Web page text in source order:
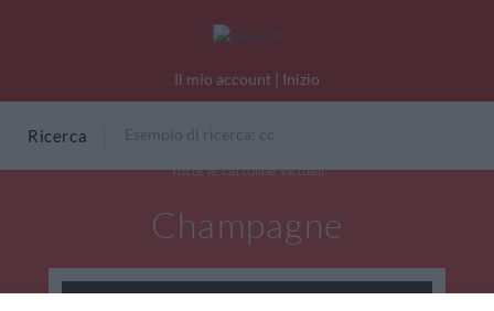
Il mio account | Inizio
Ricerca
Tutte le cartoline virtuali
Champagne